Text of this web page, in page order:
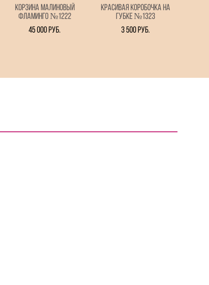
Корзина малиновый
Фламинго №1222
45 000 pуб.
Красивая коробочка на
губке №1323
3 500 pуб.